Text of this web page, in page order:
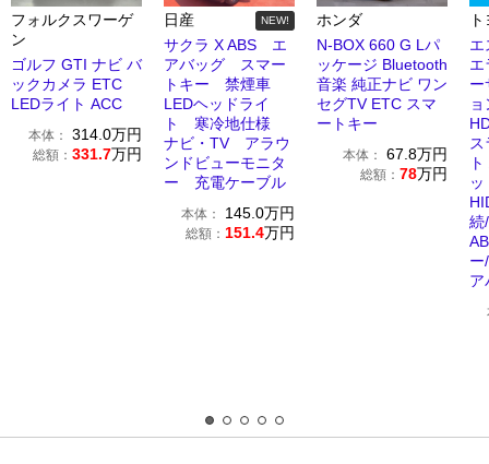
フォルクスワーゲ
ン
ゴルフ GTI ナビ バ
ックカメラ ETC
LEDライト ACC
本体： 314.0万円
総額： 331.7万円
日産 NEW!
サクラ X ABS エ
アバッグ スマー
トキー 禁煙車
LEDヘッドライ
ト 寒冷地仕様
ナビ・TV アラウ
ンドビューモニタ
ー 充電ケーブル
本体： 145.0万円
総額： 151.4万円
ホンダ
N-BOX 660 G Lパ
ッケージ Bluetooth
音楽 純正ナビ ワン
セグTV ETC スマ
ートキー
本体： 67.8万円
総額： 78万円
エ
エ
ー
続
ー
ア